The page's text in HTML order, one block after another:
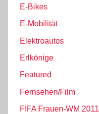
E-Bikes
E-Mobilität
Elektroautos
Erlkönige
Featured
Fernsehen/Film
FIFA Frauen-WM 2011